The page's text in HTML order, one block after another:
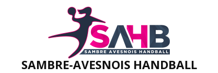
SAMBRE-AVESNOIS HANDBALL